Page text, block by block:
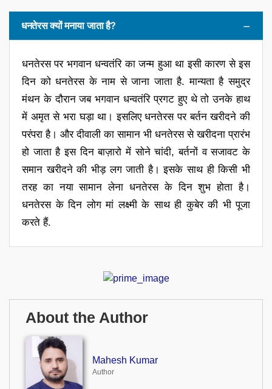
धनतेरस क्यों मनाया जाता है?
धनतेरस पर भगवान धन्वतंरि का जन्म हुआ था इसी कारण से इस
दिन को धनतेरस के नाम से जाना जाता है. मान्यता है समुद्र
मंथन के दौरान जब भगवान धन्वतंरि प्रगट हुए थे तो उनके हाथ
में अमृत से भरा घड़ा था। इसलिए धनतेरस पर बर्तन खरीदने की
परंपरा है। और दीवाली का सामान भी धनतेरस से खरीदना प्रारंभ
हो जाता है इस दिन बाज़ारो में सोने चांदी, बर्तनों व सजावट के
समान खरीदने की भीड़ लग जाती है। इसके साथ ही किसी भी
तरह का नया सामान लेना धनतेरस के दिन शुभ होता है।
धनतेरस के दिन लोग मां लक्ष्मी के साथ ही कुबेर की भी पूजा
करते हैं.
About the Author
Mahesh Kumar
Author